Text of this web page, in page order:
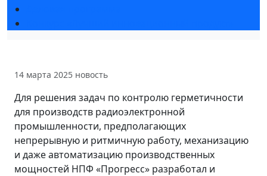
14 марта 2025 новость
Для решения задач по контролю герметичности
для производств радиоэлектронной
промышленности, предполагающих
непрерывную и ритмичную работу, механизацию
и даже автоматизацию производственных
мощностей НПФ «Прогресс» разработал и